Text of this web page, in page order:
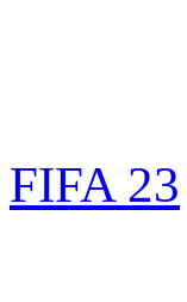
FIFA 23